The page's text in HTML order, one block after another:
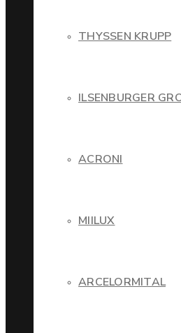
THYSSEN KRUPP
ILSENBURGER
ACRONI
MIILUX
ARCELORMITAL